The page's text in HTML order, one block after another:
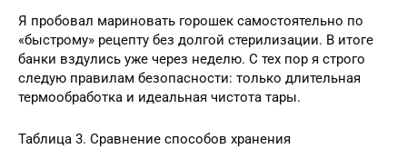
Я пробовал мариновать горошек самостоятельно по
«быстрому» рецепту без долгой стерилизации. В итоге
банки вздулись уже через неделю. С тех пор я строго
следую правилам безопасности: только длительная
термообработка и идеальная чистота тары.
Таблица 3. Сравнение способов хранения